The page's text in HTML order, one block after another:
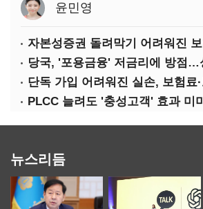
윤민영
PLCC 늘려도 '충성고객' 효과 미미
뉴스리듬